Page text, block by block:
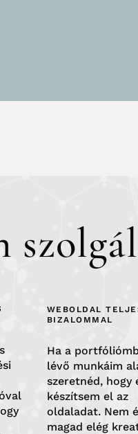
WEBOLDAL
BIZALOMMAL
Ha a
lévő munkáim
szeretnéd, hogy
készítsem el az
oldaladat. Nem
magad elég